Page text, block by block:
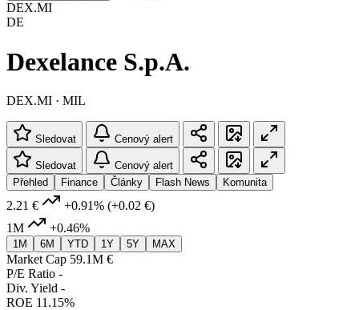
DEX.MI
DE
Dexelance S.p.A.
DEX.MI · MIL
Sledovat Cenový alert
Sledovat
Cenový alert
Přehled
Finance Články Flash News Komunita
2.21 € +0.91% (+0.02 €)
1M
+0.46%
1M 6M YTD 1Y 5Y MAX
Market Cap 59.1M €
P/E Ratio -
Div. Yield -
ROE 11.15%